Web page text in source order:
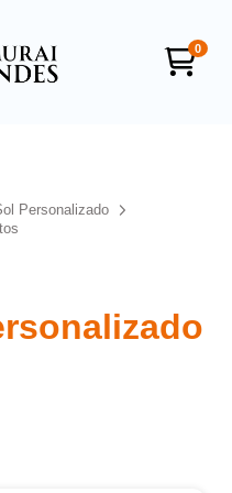
0
Personalizado